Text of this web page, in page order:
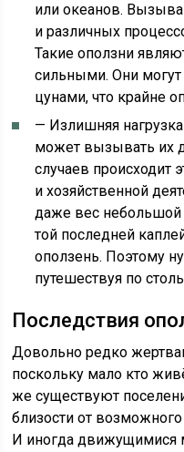
или океанов.
и различных
Такие оползни
сильными. Они могут
цунами, что крайне
— Излишняя
может вызывать их
случаев происходит
и хозяйственной
даже вес
той последней
оползень. Поэтому
путешествуя по
Последствия
Довольно редко
поскольку мало кто
же существуют
близости от
И иногда движущимися